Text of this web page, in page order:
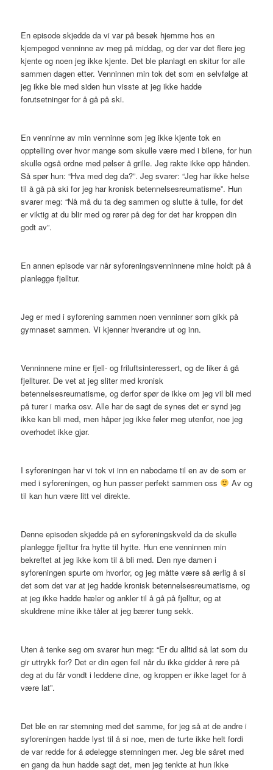
En episode skjedde da vi var på besøk hjemme hos en
kjempegod venninne av meg på middag, og der var det flere jeg
kjente og noen jeg ikke kjente. Det ble planlagt en skitur for alle
sammen dagen etter. Venninnen min tok det som en selvfølge at
jeg ikke ble med siden hun visste at jeg ikke hadde
forutsetninger for å gå på ski.
En venninne av min venninne som jeg ikke kjente tok en
opptelling over hvor mange som skulle være med i bilene, for hun
skulle også ordne med pølser å grille. Jeg rakte ikke opp hånden.
Så spør hun: “Hva med deg da?”. Jeg svarer: “Jeg har ikke helse
til å gå på ski for jeg har kronisk betennelsesreumatisme”. Hun
svarer meg: “Nå må du ta deg sammen og slutte å tulle, for det
er viktig at du blir med og rører på deg for det har kroppen din
godt av”.
En annen episode var når syforeningsvenninnene mine holdt på å
planlegge fjelltur.
Jeg er med i syforening sammen noen venninner som gikk på
gymnaset sammen. Vi kjenner hverandre ut og inn.
Venninnene mine er fjell- og friluftsinteressert, og de liker å gå
fjellturer. De vet at jeg sliter med kronisk
betennelsesreumatisme, og derfor spør de ikke om jeg vil bli med
på turer i marka osv. Alle har de sagt de synes det er synd jeg
ikke kan bli med, men håper jeg ikke føler meg utenfor, noe jeg
overhodet ikke gjør.
I syforeningen har vi tok vi inn en nabodame til en av de som er
med i syforeningen, og hun passer perfekt sammen oss
Av og
til kan hun være litt vel direkte.
Denne episoden skjedde på en syforeningskveld da de skulle
planlegge fjelltur fra hytte til hytte. Hun ene venninnen min
bekreftet at jeg ikke kom til å bli med. Den nye damen i
syforeningen spurte om hvorfor, og jeg måtte være så ærlig å si
det som det var at jeg hadde kronisk betennelsesreumatisme, og
at jeg ikke hadde hæler og ankler til å gå på fjelltur, og at
skuldrene mine ikke tåler at jeg bærer tung sekk.
Uten å tenke seg om svarer hun meg: “Er du alltid så lat som du
gir uttrykk for? Det er din egen feil når du ikke gidder å røre på
deg at du får vondt i leddene dine, og kroppen er ikke laget for å
være lat”.
Det ble en rar stemning med det samme, for jeg så at de andre i
syforeningen hadde lyst til å si noe, men de turte ikke helt fordi
de var redde for å ødelegge stemningen mer. Jeg ble såret med
en gang da hun hadde sagt det, men jeg tenkte at hun ikke